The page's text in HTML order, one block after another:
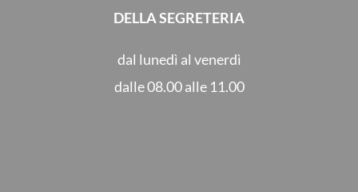
DELLA SEGRETERIA
dal lunedì al venerdì
dalle 08.00 alle 11.00